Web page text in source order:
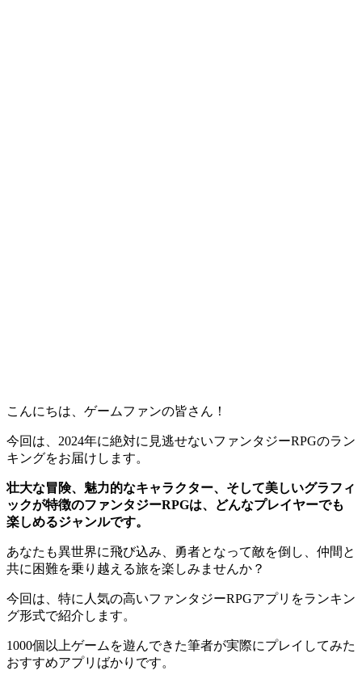
こんにちは、ゲームファンの皆さん！
今回は、2024年に絶対に見逃せないファンタジーRPGのラン
キングをお届けします。
壮大な冒険、魅力的なキャラクター、そして美しいグラフィ
ックが特徴のファンタジーRPGは、どんなプレイヤーでも
楽しめるジャンルです。
あなたも異世界に飛び込み、勇者となって敵を倒し、仲間と
共に困難を乗り越える旅を楽しみませんか？
今回は、特に人気の高いファンタジーRPGアプリをランキン
グ形式で紹介します。
1000個以上ゲームを遊んできた筆者が実際にプレイしてみた
おすすめアプリばかりです。